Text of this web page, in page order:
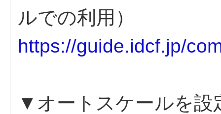
ルでの利用）
https://guide.idcf.jp/
▼オートスケールを設